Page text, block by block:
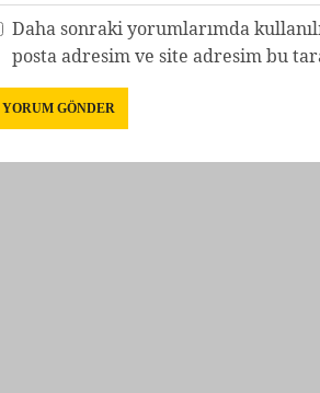
Daha sonraki yorumlarımda
posta adresim ve site adresim bu